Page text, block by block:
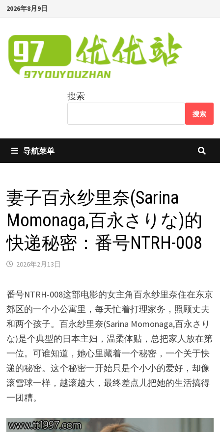
Skip
content
2026年8月9日
搜索
搜索
导航菜单
妻子百永纱里奈(Sarina
Momonaga,百永さりな)的
快递秘密：番号NTRH-008
2026年2月13日
番号NTRH-008这部电影的女主角百永纱里奈住在东京
郊区的一个小公寓里，每天忙着打理家务，照顾丈夫
和两个孩子。百永纱里奈(Sarina Momonaga,百永さり
な)是个典型的日本主妇，温柔体贴，总把家人放在第
一位。可谁知道，她心里藏着一个秘密，一个关于快
递的秘密。这个秘密一开始只是个小小的爱好，却像
滚雪球一样，越滚越大，最终差点儿把她的生活搞得
一团糟。